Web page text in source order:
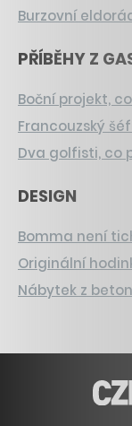
Burzovní
PŘÍBĚHY Z
Boční projekt,
Francouzský
Dva golfisti, co
DESIGN
Bomma není
Originální
Nábytek z